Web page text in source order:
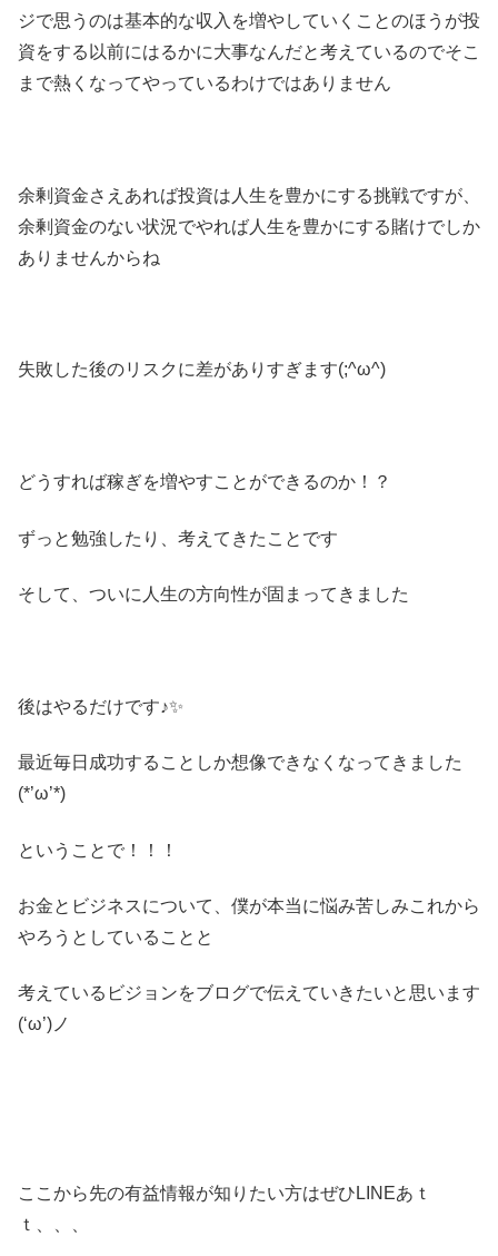
ジで思うのは基本的な収入を増やしていくことのほうが投
資をする以前にはるかに大事なんだと考えているのでそこ
まで熱くなってやっているわけではありません
余剰資金さえあれば投資は人生を豊かにする挑戦ですが、
余剰資金のない状況でやれば人生を豊かにする賭けでしか
ありませんからね
失敗した後のリスクに差がありすぎます(;^ω^)
どうすれば稼ぎを増やすことができるのか！？
ずっと勉強したり、考えてきたことです
そして、ついに人生の方向性が固まってきました
後はやるだけです♪✨
最近毎日成功することしか想像できなくなってきました
(*’ω’*)
ということで！！！
お金とビジネスについて、僕が本当に悩み苦しみこれから
やろうとしていることと
考えているビジョンをブログで伝えていきたいと思います
(‘ω’)ノ
ここから先の有益情報が知りたい方はぜひLINEあｔ
ｔ、、、